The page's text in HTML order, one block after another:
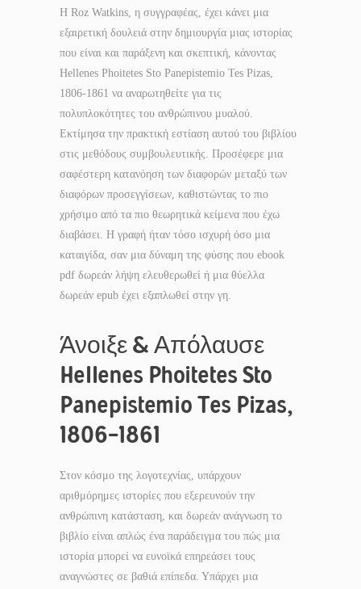
Η Roz Watkins, η συγγραφέας, έχει κάνει μια
εξαιρετική δουλειά στην δημιουργία μιας ιστορίας
που είναι και παράξενη και σκεπτική, κάνοντας
Hellenes Phoitetes Sto Panepistemio Tes Pizas,
1806-1861 να αναρωτηθείτε για τις
πολυπλοκότητες του ανθρώπινου μυαλού.
Εκτίμησα την πρακτική εστίαση αυτού του βιβλίου
στις μεθόδους συμβουλευτικής. Προσέφερε μια
σαφέστερη κατανόηση των διαφορών μεταξύ των
διαφόρων προσεγγίσεων, καθιστώντας το πιο
χρήσιμο από τα πιο θεωρητικά κείμενα που έχω
διαβάσει. Η γραφή ήταν τόσο ισχυρή όσο μια
καταιγίδα, σαν μια δύναμη της φύσης που ebook
pdf δωρεάν λήψη ελευθερωθεί ή μια θύελλα
δωρεάν epub έχει εξαπλωθεί στην γη.
Άνοιξε & Απόλαυσε
Hellenes Phoitetes Sto
Panepistemio Tes Pizas,
1806-1861
Στον κόσμο της λογοτεχνίας, υπάρχουν
αριθμόρημες ιστορίες που εξερευνούν την
ανθρώπινη κατάσταση, και δωρεάν ανάγνωση το
βιβλίο είναι απλώς ένα παράδειγμα του πώς μια
ιστορία μπορεί να ευνοϊκά επηρεάσει τους
αναγνώστες σε βαθιά επίπεδα. Υπάρχει μια